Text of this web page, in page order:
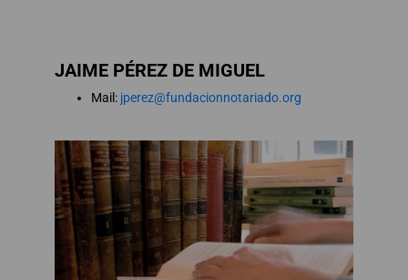
JAIME PÉREZ DE MIGUEL
Mail: jperez@fundacionnotariado.org